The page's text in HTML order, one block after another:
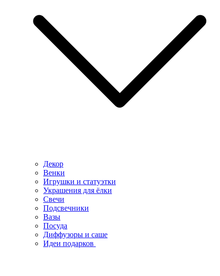
Декор
Венки
Игрушки и статуэтки
Украшения для ёлки
Свечи
Подсвечники
Вазы
Посуда
Диффузоры и саше
Идеи подарков